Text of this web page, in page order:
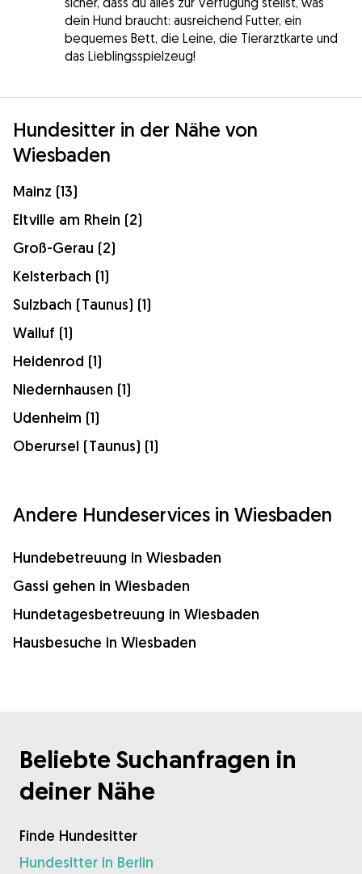
dein Hund braucht: ausreichend Futter, ein
bequemes Bett, die Leine, die Tierarztkarte und
das Lieblingsspielzeug!
Hundesitter in der Nähe von
Wiesbaden
Mainz (13)
Eltville am Rhein (2)
Groß-Gerau (2)
Kelsterbach (1)
Sulzbach (Taunus) (1)
Walluf (1)
Heidenrod (1)
Niedernhausen (1)
Udenheim (1)
Oberursel (Taunus) (1)
Andere Hundeservices in Wiesbaden
Hundebetreuung in Wiesbaden
Gassi gehen in Wiesbaden
Hundetagesbetreuung in Wiesbaden
Hausbesuche in Wiesbaden
Beliebte Suchanfragen in
deiner Nähe
Finde Hundesitter
Hundesitter in Berlin